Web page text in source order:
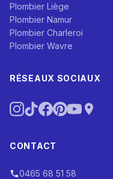
Plombier Liège
Plombier Namur
Plombier Charleroi
Plombier Wavre
RÉSEAUX SOCIAUX
CONTACT
0465 68 51 58